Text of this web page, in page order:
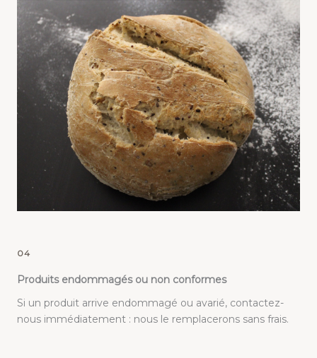
04
Produits endommagés ou non conformes
Si un produit arrive endommagé ou avarié, contactez-
nous immédiatement : nous le remplacerons sans frais.